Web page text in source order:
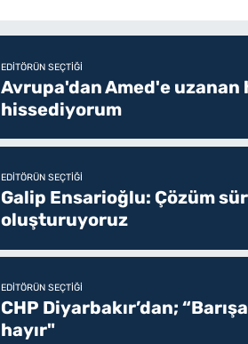
EDITÖRÜN SEÇTIĞI
Avrupa'dan Amed'e uzanan
hissediyorum
EDITÖRÜN SEÇTIĞI
Galip Ensarioğlu: Çözüm
oluşturuyoruz
EDITÖRÜN SEÇTIĞI
CHP Diyarbakır’dan;
hayır"